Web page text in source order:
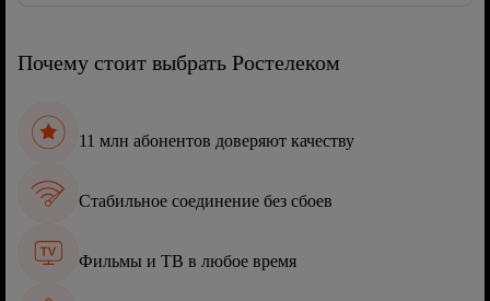
Почему стоит выбрать Ростелеком
11 млн абонентов доверяют качеству
Стабильное соединение без сбоев
Фильмы и ТВ в любое время